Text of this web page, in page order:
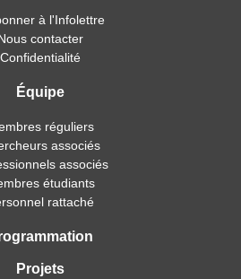
à l'Infolettre
contacter
Confidentialité
Équipe
réguliers
associés
associés
étudiants
rattaché
Projets